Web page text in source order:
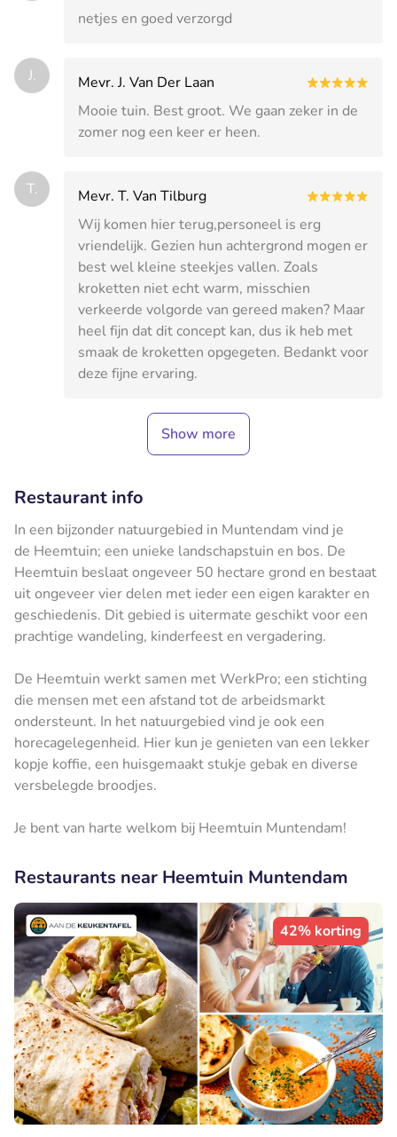
netjes en goed verzorgd
J.
Mevr. J. Van Der Laan
Mooie tuin. Best groot. We gaan zeker in de
zomer nog een keer er heen.
T.
Mevr. T. Van Tilburg
Wij komen hier terug,personeel is erg
vriendelijk. Gezien hun achtergrond mogen er
best wel kleine steekjes vallen. Zoals
kroketten niet echt warm, misschien
verkeerde volgorde van gereed maken? Maar
heel fijn dat dit concept kan, dus ik heb met
smaak de kroketten opgegeten. Bedankt voor
deze fijne ervaring.
Show more
Restaurant info
In een bijzonder natuurgebied in Muntendam vind je
de Heemtuin; een unieke landschapstuin en bos. De
Heemtuin beslaat ongeveer 50 hectare grond en bestaat
uit ongeveer vier delen met ieder een eigen karakter en
geschiedenis. Dit gebied is uitermate geschikt voor een
prachtige wandeling, kinderfeest en vergadering.
De Heemtuin werkt samen met WerkPro; een stichting
die mensen met een afstand tot de arbeidsmarkt
ondersteunt. In het natuurgebied vind je ook een
horecagelegenheid. Hier kun je genieten van een lekker
kopje koffie, een huisgemaakt stukje gebak en diverse
versbelegde broodjes.
Je bent van harte welkom bij Heemtuin Muntendam!
Restaurants near Heemtuin Muntendam
42% korting